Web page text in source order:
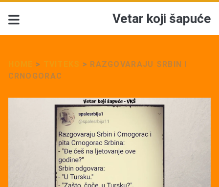
Vetar koji šapuće
> > RAZGOVARAJU SRBIN I
CRNOGORAC